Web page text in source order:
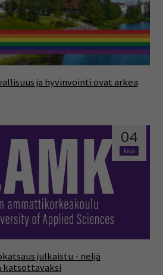
ja hyvinvointi ovat arkea
04
kesä
julkaistu - neljä
katsottavaksi